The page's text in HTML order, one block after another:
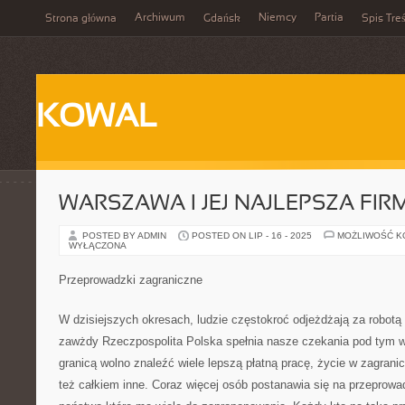
Strona główna Archiwum Gdańsk Niemcy Partia Spis
KOWAL
WARSZAWA I JEJ NAJLEPSZA
POSTED BY ADMIN POSTED ON LIP - 16 - 2025
MOŻLIWOŚĆ
WYŁĄCZONA
Przeprowadzki zagraniczne
W dzisiejszych okresach, ludzie częstokroć odjeżdżają za robotą
zawżdy Rzeczpospolita Polska spełnia nasze czekania pod tym
granicą wolno znaleźć wiele lepszą płatną pracę, życie w
też całkiem inne. Coraz więcej osób postanawia się na